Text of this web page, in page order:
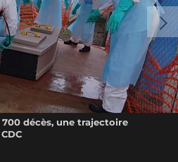
700 décès, une trajectoire